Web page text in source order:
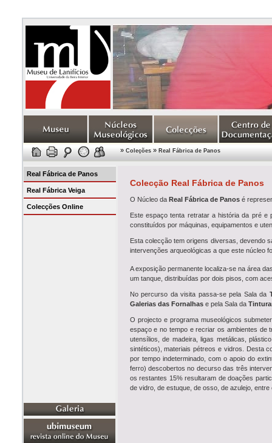
» Coleções» Real Fábrica de Panos
Real Fábrica de Panos
Real Fábrica Veiga
Colecções Online
Colecção Real Fábrica de Panos
O Núcleo da Real Fábrica de Panosé
Este espaço tenta retratar a história da pré e
constituídos por máquinas, equipamentos e
Esta colecção tem origens diversas, devendo
intervenções arqueológicas a que este núcleo
A exposição permanente localiza-se na área
um tanque, distribuídas por dois pisos, com
No percurso da visita passa-se pela Sala da
Galerias das Fornalhase pela Sala da
O projecto e programa museológicos
espaço e no tempo e recriar os ambientes de
utensílios, de madeira, ligas metálicas,
sintéticos), materiais pétreos e vidros. Desta
por tempo indeterminado, com o apoio do
ferro) descobertos no decurso das três
os restantes 15% resultaram de doações
de vidro, de estuque, de osso, de azulejo,